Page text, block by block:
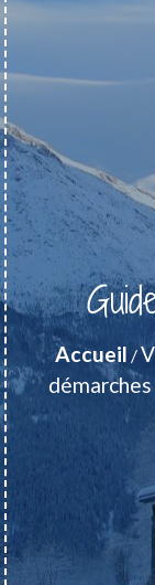
Accueil /